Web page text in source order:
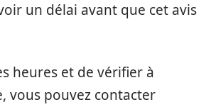
un délai avant que cet avis
heures et de vérifier à
vous pouvez contacter